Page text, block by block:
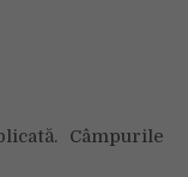
Câmpurile